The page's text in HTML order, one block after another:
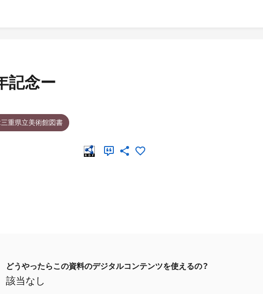
記念ー
三重県立美術館図書
どうやったらこの資料のデジタルコンテンツを使えるの？
該当なし